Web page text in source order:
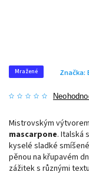
Mražené Značka:
Mistrovským
mascarpone. Italská
kyselé sladké
pěnou na křupavém
zážitek s různými